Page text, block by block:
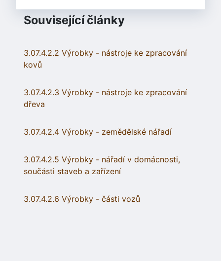
Související články
3.07.4.2.2 Výrobky - nástroje ke zpracování
kovů
3.07.4.2.3 Výrobky - nástroje ke zpracování
dřeva
3.07.4.2.4 Výrobky - zemědělské nářadí
3.07.4.2.5 Výrobky - nářadí v domácnosti,
součásti staveb a zařízení
3.07.4.2.6 Výrobky - části vozů